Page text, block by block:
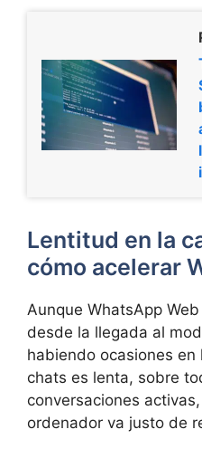
Lentitud en la
cómo acelerar
Aunque WhatsApp
desde la llegada al
habiendo ocasiones en
chats es lenta, sobre
conversaciones
ordenador va justo de